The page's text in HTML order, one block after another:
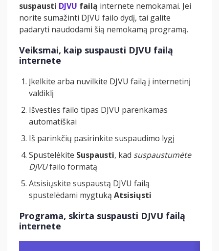
suspausti DJVU failą internete nemokamai. Jei
norite sumažinti DJVU failo dydį, tai galite
padaryti naudodami šią nemokamą programą.
Veiksmai, kaip suspausti DJVU failą
internete
Įkelkite arba nuvilkite DJVU failą į internetinį
valdiklį
Išvesties failo tipas DJVU parenkamas
automatiškai
Iš parinkčių pasirinkite suspaudimo lygį
Spustelėkite Suspausti, kad suspaustumėte
DJVUfailo formatą
Atsisiųskite suspaustą DJVU failą
spustelėdami mygtuką Atsisiųsti
Programa, skirta suspausti DJVU failą
internete